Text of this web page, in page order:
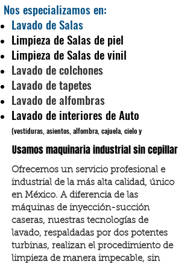
Nos especializamos en:
Lavado de Salas
Limpieza de Salas de piel
Limpieza de Salas de vinil
Lavado de colchones
Lavado de tapetes
Lavado de alfombras
Lavado de interiores de Auto
(vestiduras, asientos, alfombra, cajuela, cielo y
Usamos maquinaria industrial sin cepillar
Ofrecemos un servicio profesional e
industrial de la más alta calidad, único
en México. A diferencia de las
máquinas de inyección-succión
caseras, nuestras tecnologías de
lavado, respaldadas por dos potentes
turbinas, realizan el procedimiento de
limpieza de manera impecable, sin